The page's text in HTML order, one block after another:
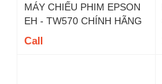
MÁY CHIẾU PHIM EPSON
EH - TW570 CHÍNH HÃNG
Call